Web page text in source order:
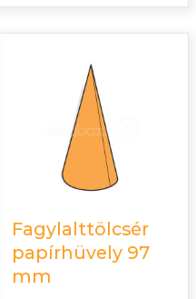
Fagylalttölcsér
papírhüvely 97
mm